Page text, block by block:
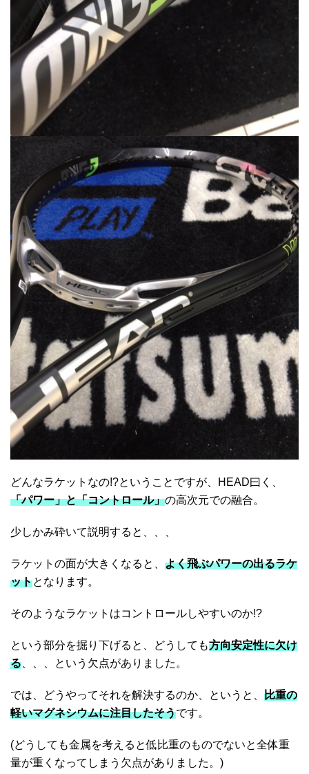
どんなラケットなの!?ということですが、HEAD曰く、
「パワー」と「コントロール」の高次元での融合。
少しかみ砕いて説明すると、、、
ラケットの面が大きくなると、 よく飛ぶパワーの出るラケ
ットとなります。
そのようなラケットはコントロールしやすいのか!?
という部分を掘り下げると、どうしても方向安定性に欠け
る 、、、という欠点がありました。
では、どうやってそれを解決するのか、というと、 比重の
軽いマグネシウムに注目したそうです。
(どうしても金属を考えると低比重のものでないと全体重
量が重くなってしまう欠点がありました。)